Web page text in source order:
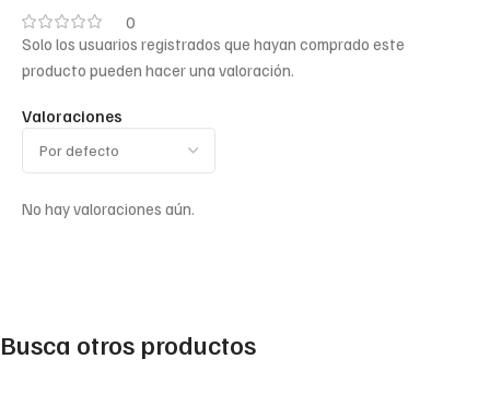
0
Valoraciones
No hay valoraciones aún.
Solo los usuarios registrados que hayan comprado este
producto pueden hacer una valoración.
Busca otros productos